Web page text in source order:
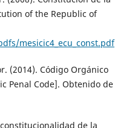
of the Republic of
mesicic4_ecu_const.pdf
(2014). Código Orgánico
Penal Code]. Obtenido de
de la